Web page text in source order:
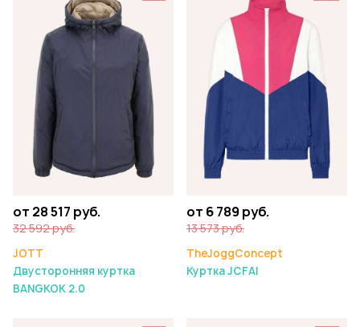
от 28 517 руб.
32 592 руб.
JOTT
Двусторонняя куртка
BANGKOK 2.0
от 6 789 руб.
13 573 руб.
TheJoggConcept
Куртка JCFAI